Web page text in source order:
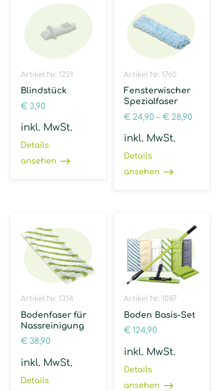
Artikel Nr. 1221
Blindstück
€ 3,90
inkl. MwSt.
Details
ansehen
Artikel Nr. 1760
Fensterwischer
Spezialfaser
€ 24,90 –€ 28,90
inkl. MwSt.
Details
ansehen
Artikel Nr. 1314
Bodenfaser für
Nassreinigung
€ 38,90
inkl. MwSt.
Details
Artikel Nr. 1087
Boden Basis-Set
€ 124,90
inkl. MwSt.
Details
ansehen